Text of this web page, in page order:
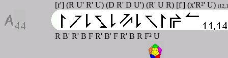
[r'] (R U' R' U) (D R' D U') (R' U R) [f'] (x'R²' U)
R B' R' B F R' B' F R' B R F² U